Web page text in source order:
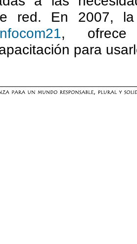
red. En 2007, la
, ofrece
para